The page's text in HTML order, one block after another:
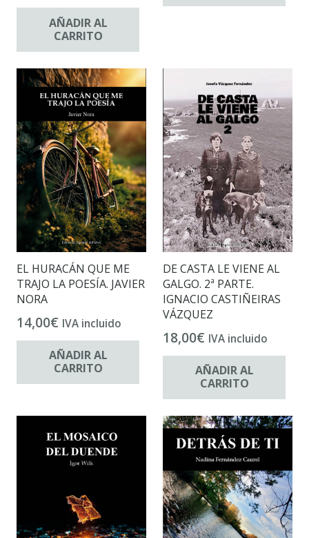
AÑADIR AL
CARRITO
EL HURACÁN QUE ME
TRAJO LA POESÍA. JAVIER
NORA
14,00€ IVA incluido
AÑADIR AL
CARRITO
DE CASTA LE VIENE AL
GALGO. 2ª PARTE.
IGNACIO CASTIÑEIRAS
VÁZQUEZ
18,00€ IVA incluido
AÑADIR AL
CARRITO